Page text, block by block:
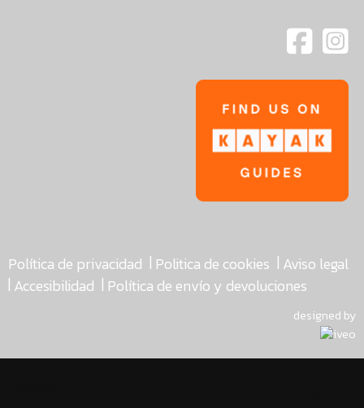
Política de privacidad | Politica de cookies | Aviso legal
| Accesibilidad | Política de envío y devoluciones
designed by